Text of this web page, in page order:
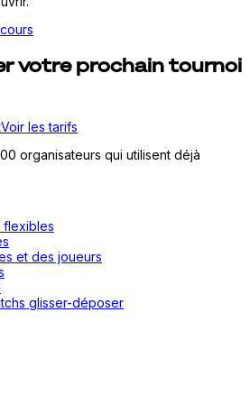
votre prochain tournoi
Voir les tarifs
organisateurs qui utilisent déjà
flexibles
et des joueurs
glisser-déposer